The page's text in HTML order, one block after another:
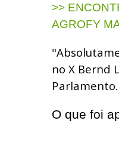
>>
AGROFY
no X Bernd
Parlamento.
O que foi